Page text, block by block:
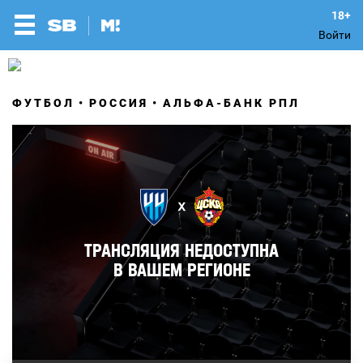
Войти
ФУТБОЛ РОССИЯ АЛЬФА-БАНК РПЛ